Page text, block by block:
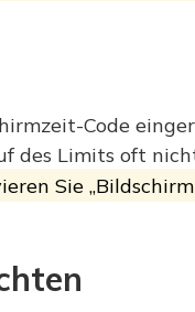
Code
des Limits oft
Sie